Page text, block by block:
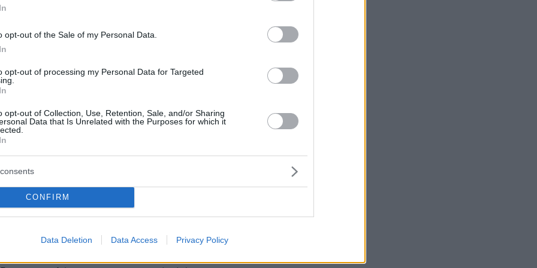
opt-out of the Sale of my Personal Data.
opt-out of processing my Personal Data for Targeted
opt-out of Collection, Use, Retention, Sale, and/or Sharing
Data that Is Unrelated with the Purposes for which it
CONFIRM
Data Deletion Data Access Privacy Policy
ασκήσεις για δυνατά και
πόδια
φυσικής αγωγής, Ελευθερία Αναγνωστοπούλου μας
που διασφαλίζουν την ευλυγισία των ισχίων και
των μυών των ποδιών, που αποτελούν τη βάση
σώματος και επηρεάζουν συνολικά την κινητικότητά
είναι η κρεατίνη; Μια